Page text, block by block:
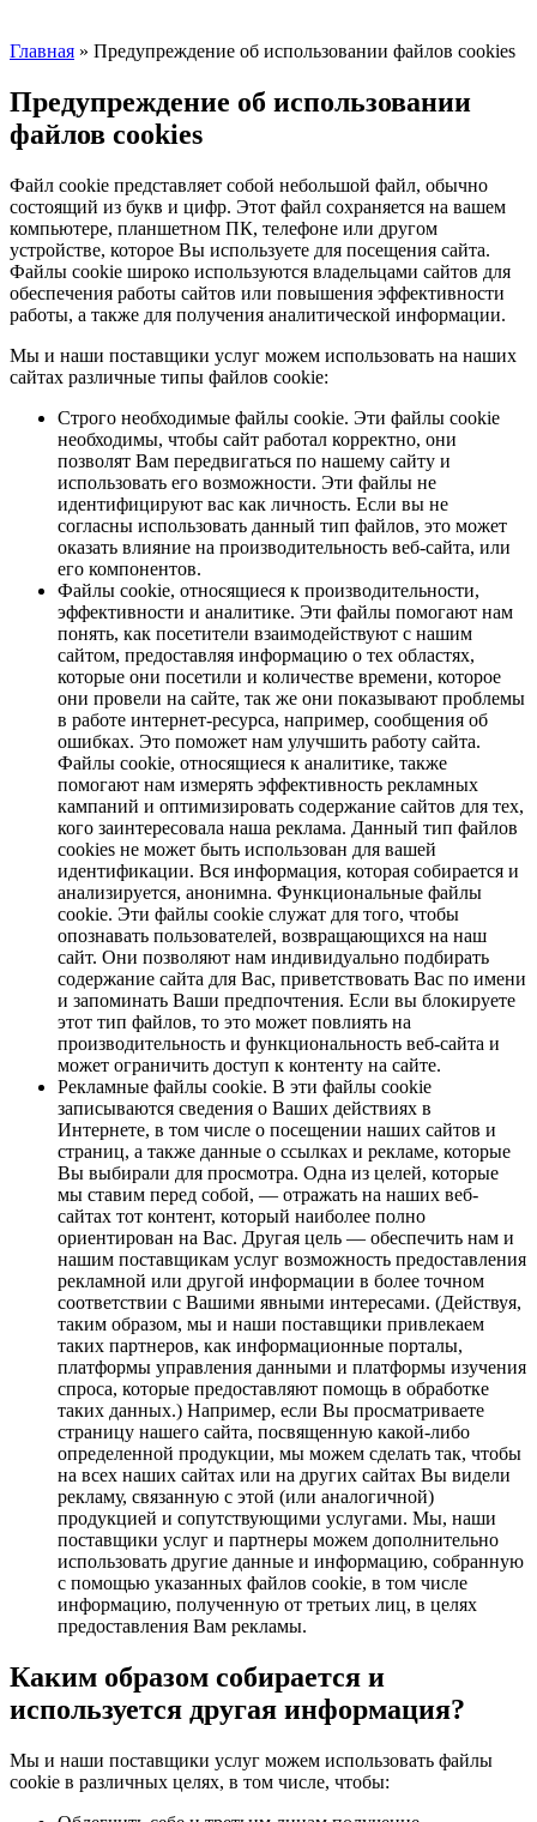
Главная » Предупреждение об использовании файлов cookies
Предупреждение об использовании
файлов cookies
Файл cookie представляет собой небольшой файл, обычно
состоящий из букв и цифр. Этот файл сохраняется на вашем
компьютере, планшетном ПК, телефоне или другом
устройстве, которое Вы используете для посещения сайта.
Файлы cookie широко используются владельцами сайтов для
обеспечения работы сайтов или повышения эффективности
работы, а также для получения аналитической информации.
Мы и наши поставщики услуг можем использовать на наших
сайтах различные типы файлов cookie:
Строго необходимые файлы cookie. Эти файлы cookie
необходимы, чтобы сайт работал корректно, они
позволят Вам передвигаться по нашему сайту и
использовать его возможности. Эти файлы не
идентифицируют вас как личность. Если вы не
согласны использовать данный тип файлов, это может
оказать влияние на производительность веб-сайта, или
его компонентов.
Файлы cookie, относящиеся к производительности,
эффективности и аналитике. Эти файлы помогают нам
понять, как посетители взаимодействуют с нашим
сайтом, предоставляя информацию о тех областях,
которые они посетили и количестве времени, которое
они провели на сайте, так же они показывают проблемы
в работе интернет-ресурса, например, сообщения об
ошибках. Это поможет нам улучшить работу сайта.
Файлы cookie, относящиеся к аналитике, также
помогают нам измерять эффективность рекламных
кампаний и оптимизировать содержание сайтов для тех,
кого заинтересовала наша реклама. Данный тип файлов
cookies не может быть использован для вашей
идентификации. Вся информация, которая собирается и
анализируется, анонимна. Функциональные файлы
cookie. Эти файлы cookie служат для того, чтобы
опознавать пользователей, возвращающихся на наш
сайт. Они позволяют нам индивидуально подбирать
содержание сайта для Вас, приветствовать Вас по имени
и запоминать Ваши предпочтения. Если вы блокируете
этот тип файлов, то это может повлиять на
производительность и функциональность веб-сайта и
может ограничить доступ к контенту на сайте.
Рекламные файлы cookie. В эти файлы cookie
записываются сведения о Ваших действиях в
Интернете, в том числе о посещении наших сайтов и
страниц, а также данные о ссылках и рекламе, которые
Вы выбирали для просмотра. Одна из целей, которые
мы ставим перед собой, — отражать на наших веб-
сайтах тот контент, который наиболее полно
ориентирован на Вас. Другая цель — обеспечить нам и
нашим поставщикам услуг возможность предоставления
рекламной или другой информации в более точном
соответствии с Вашими явными интересами. (Действуя,
таким образом, мы и наши поставщики привлекаем
таких партнеров, как информационные порталы,
платформы управления данными и платформы изучения
спроса, которые предоставляют помощь в обработке
таких данных.) Например, если Вы просматриваете
страницу нашего сайта, посвященную какой-либо
определенной продукции, мы можем сделать так, чтобы
на всех наших сайтах или на других сайтах Вы видели
рекламу, связанную с этой (или аналогичной)
продукцией и сопутствующими услугами. Мы, наши
поставщики услуг и партнеры можем дополнительно
использовать другие данные и информацию, собранную
с помощью указанных файлов cookie, в том числе
информацию, полученную от третьих лиц, в целях
предоставления Вам рекламы.
Каким образом собирается и
используется другая информация?
Мы и наши поставщики услуг можем использовать файлы
cookie в различных целях, в том числе, чтобы: